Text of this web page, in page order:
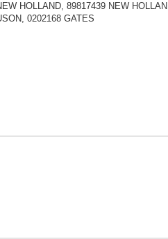
HOLLAND, 89817439 NEW
0202168 GATES